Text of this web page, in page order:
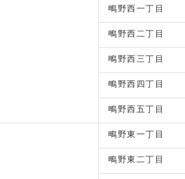
鴫野西一丁目
鴫野西二丁目
鴫野西三丁目
鴫野西四丁目
鴫野西五丁目
鴫野東一丁目
鴫野東二丁目